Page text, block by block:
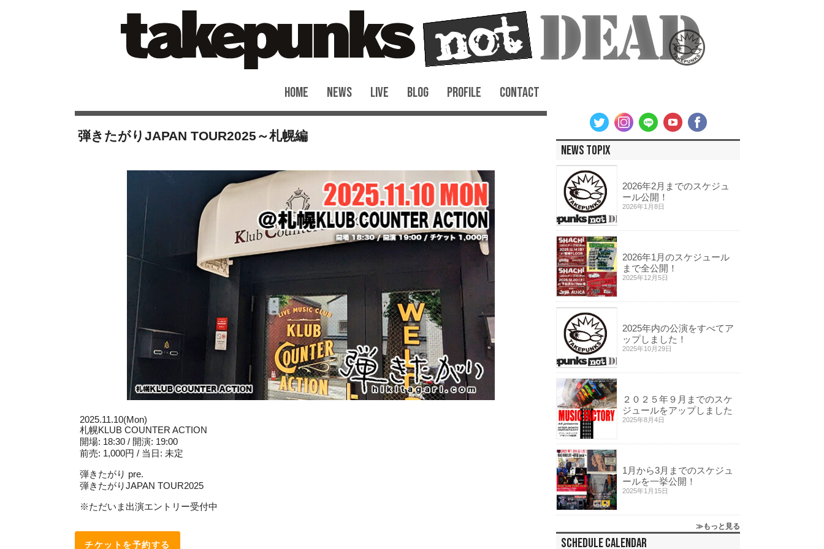
HOME NEWS LIVE BLOG PROFILE CONTACT
弾きたがりJAPAN TOUR2025～札幌編
2025.11.10(Mon)
札幌KLUB COUNTER ACTION
開場: 18:30 / 開演: 19:00
前売: 1,000円 / 当日: 未定
弾きたがり pre.
弾きたがりJAPAN TOUR2025
※ただいま出演エントリー受付中
チケットを予約する
NEWS TOPIX
2026年2月までのスケジュ
ール公開！
2026年1月8日
2026年1月のスケジュール
まで全公開！
2025年12月5日
2025年内の公演をすべてア
ップしました！
2025年10月29日
２０２５年９月までのスケ
ジュールをアップしました
2025年8月4日
1月から3月までのスケジュ
ールを一挙公開！
2025年1月15日
もっと見る
SCHEDULE CALENDAR